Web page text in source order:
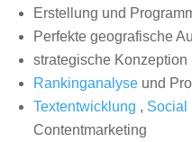
Erstellung und
Perfekte geografische
strategische
Rankinganalyseund
Textentwicklung , Social
Contentmarketing